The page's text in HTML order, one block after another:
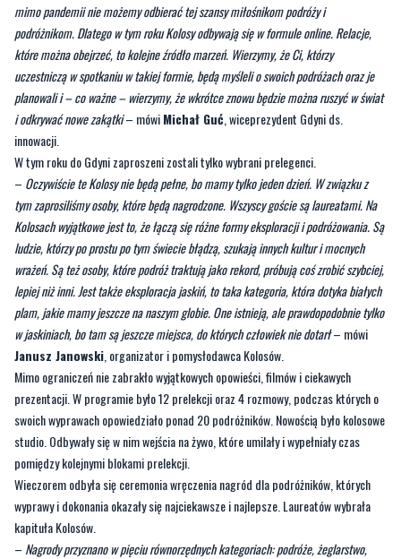
mimo pandemii nie możemy odbierać tej szansy miłośnikom podróży i
podróżnikom. Dlatego w tym roku Kolosy odbywają się w formule online. Relacje,
które można obejrzeć, to kolejne źródło marzeń. Wierzymy, że Ci, którzy
uczestniczą w spotkaniu w takiej formie, będą myśleli o swoich podróżach oraz je
planowali i – co ważne – wierzymy, że wkrótce znowu będzie można ruszyć w świat
i odkrywać nowe zakątki– mówiMichał Guć , wiceprezydent Gdyni ds.
innowacji.
W tym roku do Gdyni zaproszeni zostali tylko wybrani prelegenci.
– Oczywiście te Kolosy nie będą pełne, bo mamy tylko jeden dzień. W związku z
tym zaprosiliśmy osoby, które będą nagrodzone. Wszyscy goście są laureatami. Na
Kolosach wyjątkowe jest to, że łączą się różne formy eksploracji i podróżowania. Są
ludzie, którzy po prostu po tym świecie błądzą, szukają innych kultur i mocnych
wrażeń. Są też osoby, które podróż traktują jako rekord, próbują coś zrobić szybciej,
lepiej niż inni. Jest także eksploracja jaskiń, to taka kategoria, która dotyka białych
plam, jakie mamy jeszcze na naszym globie. One istnieją, ale prawdopodobnie tylko
w jaskiniach, bo tam są jeszcze miejsca, do których człowiek nie dotarł– mówi
Janusz Janowski , organizator i pomysłodawca Kolosów.
Mimo ograniczeń nie zabrakło wyjątkowych opowieści, filmów i ciekawych
prezentacji. W programie było 12 prelekcji oraz 4 rozmowy, podczas których o
swoich wyprawach opowiedziało ponad 20 podróżników. Nowością było kolosowe
studio. Odbywały się w nim wejścia na żywo, które umilały i wypełniały czas
pomiędzy kolejnymi blokami prelekcji.
Wieczorem odbyła się ceremonia wręczenia nagród dla podróżników, których
wyprawy i dokonania okazały się najciekawsze i najlepsze. Laureatów wybrała
kapituła Kolosów.
– Nagrody przyznano w pięciu równorzędnych kategoriach: podróże, żeglarstwo,